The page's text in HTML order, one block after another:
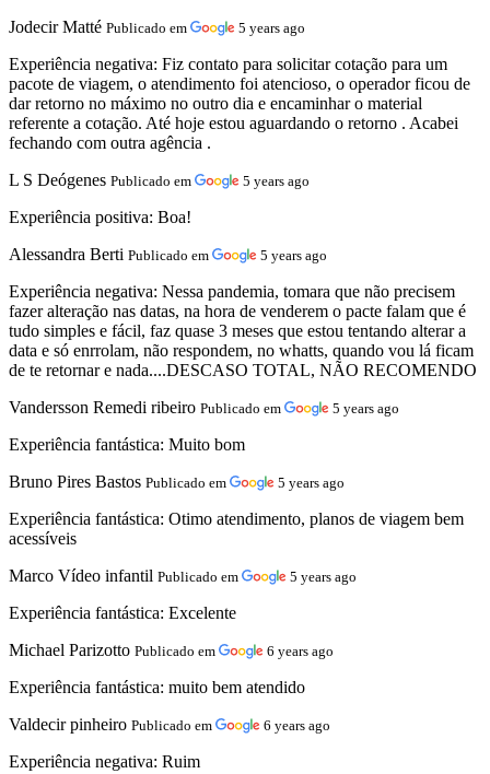
Jodecir Matté Publicado em 5 years ago
Experiência negativa: Fiz contato para solicitar cotação para um
pacote de viagem, o atendimento foi atencioso, o operador ficou de
dar retorno no máximo no outro dia e encaminhar o material
referente a cotação. Até hoje estou aguardando o retorno . Acabei
fechando com outra agência .
L S Deógenes Publicado em 5 years ago
Experiência positiva: Boa!
Alessandra Berti Publicado em 5 years ago
Experiência negativa: Nessa pandemia, tomara que não precisem
fazer alteração nas datas, na hora de venderem o pacte falam que é
tudo simples e fácil, faz quase 3 meses que estou tentando alterar a
data e só enrrolam, não respondem, no whatts, quando vou lá ficam
de te retornar e nada....DESCASO TOTAL, NÃO RECOMENDO
Vandersson Remedi ribeiro Publicado em 5 years ago
Experiência fantástica: Muito bom
Bruno Pires Bastos Publicado em 5 years ago
Experiência fantástica: Otimo atendimento, planos de viagem bem
acessíveis
Marco Vídeo infantil Publicado em 5 years ago
Experiência fantástica: Excelente
Michael Parizotto Publicado em 6 years ago
Experiência fantástica: muito bem atendido
Valdecir pinheiro Publicado em 6 years ago
Experiência negativa: Ruim